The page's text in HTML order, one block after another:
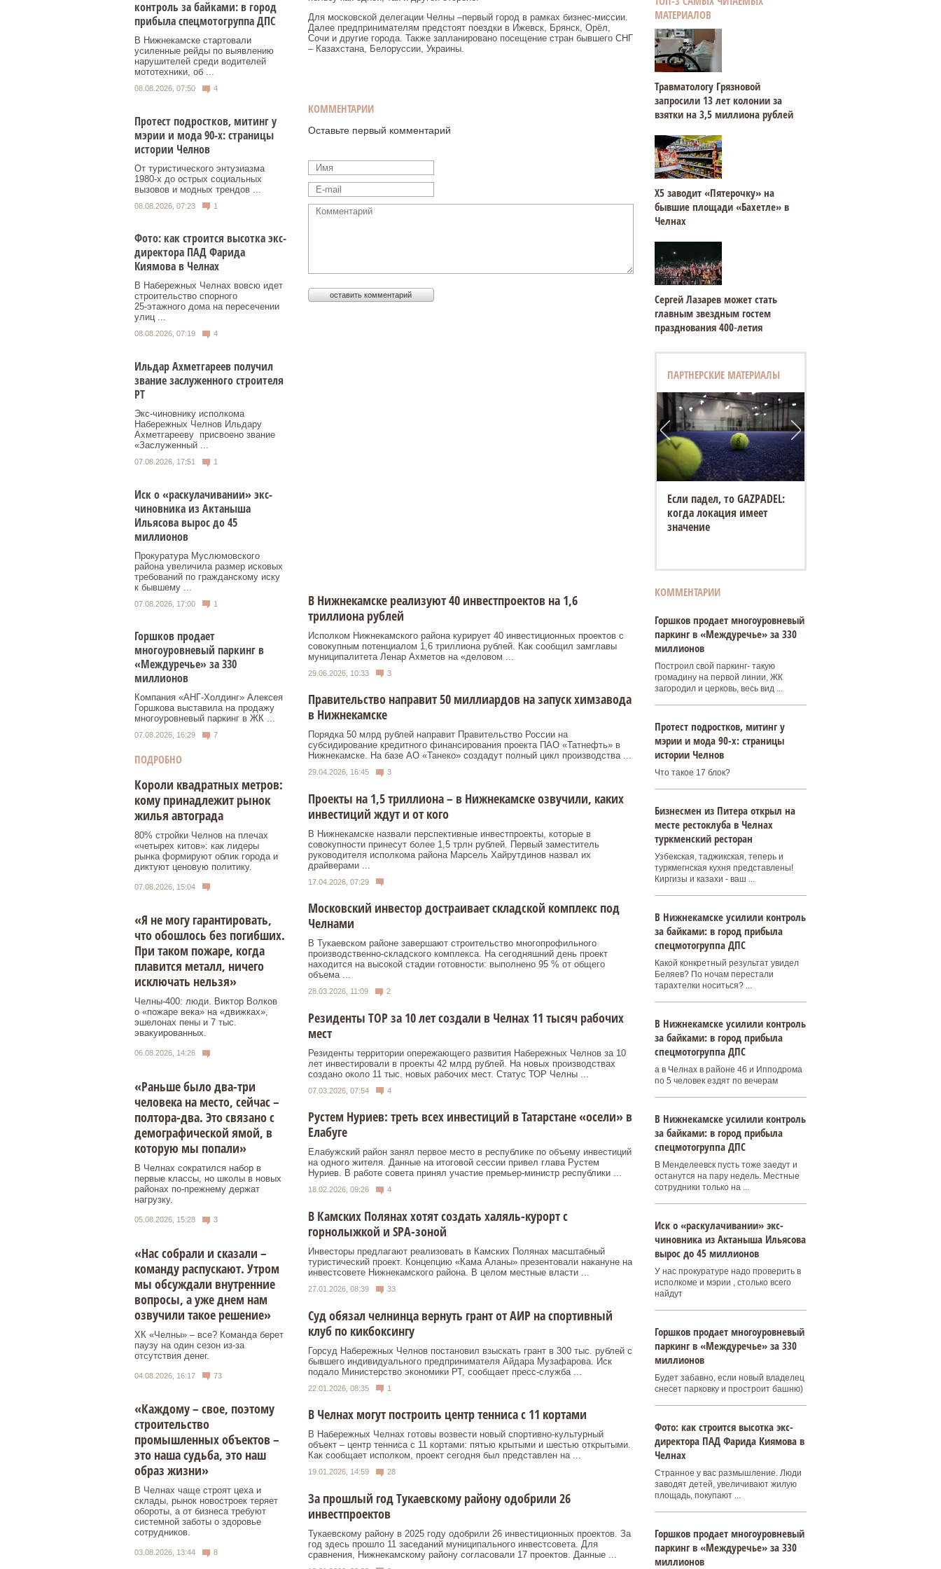
контроль за байками: в город
прибыла спецмотогруппа ДПС
В Нижнекамске стартовали
усиленные рейды по выявлению
нарушителей среди водителей
мототехники, об ...
08.08.2026, 07:50 4
Протест подростков, митинг у
мэрии и мода 90-х: страницы
истории Челнов
От туристического энтузиазма
1980‑х до острых социальных
вызовов и модных трендов ...
08.08.2026, 07:23 1
Фото: как строится высотка экс-
директора ПАД Фарида
Киямова в Челнах
В Набережных Челнах вовсю идет
строительство спорного
25‑этажного дома на пересечении
улиц ...
08.08.2026, 07:19 4
Ильдар Ахметгареев получил
звание заслуженного строителя
РТ
Экс‑чиновнику исполкома
Набережных Челнов Ильдару
Ахметгарееву присвоено звание
«Заслуженный ...
07.08.2026, 17:51 1
Иск о «раскулачивании» экс-
чиновника из Актаныша
Ильясова вырос до 45
миллионов
Прокуратура Муслюмовского
района увеличила размер исковых
требований по гражданскому иску
к бывшему ...
07.08.2026, 17:00 1
Горшков продает
многоуровневый паркинг в
«Междуречье» за 330
миллионов
Компания «АНГ-Холдинг» Алексея
Горшкова выставила на продажу
многоуровневый паркинг в ЖК ...
07.08.2026, 16:29 7
ПОДРОБНО
Короли квадратных метров:
кому принадлежит рынок
жилья автограда
80% стройки Челнов на плечах
«четырех китов»: как лидеры
рынка формируют облик города и
диктуют ценовую политику.
07.08.2026, 15:04
«Я не могу гарантировать,
что обошлось без погибших.
При таком пожаре, когда
плавится металл, ничего
исключать нельзя»
Челны-400: люди. Виктор Волков
о «пожаре века» на «движках»,
эшелонах пены и 7 тыс.
эвакуированных.
06.08.2026, 14:26
«Раньше было два-три
человека на место, сейчас –
полтора-два. Это связано с
демографической ямой, в
которую мы попали»
В Челнах сократился набор в
первые классы, но школы в новых
районах по-прежнему держат
нагрузку.
05.08.2026, 15:28 3
«Нас собрали и сказали –
команду распускают. Утром
мы обсуждали внутренние
вопросы, а уже днем нам
озвучили такое решение»
ХК «Челны» – все? Команда берет
паузу на один сезон из-за
отсутствия денег.
04.08.2026, 16:17 73
«Каждому – свое, поэтому
строительство
промышленных объектов –
это наша судьба, это наш
образ жизни»
В Челнах чаще строят цеха и
склады, рынок новостроек теряет
обороты, а от бизнеса требуют
системной заботы о здоровье
сотрудников.
03.08.2026, 13:44 8
Для московской делегации Челны –первый город в рамках бизнес-миссии.
Далее предпринимателям предстоят поездки в Ижевск, Брянск, Орёл,
Сочи и другие города. Также запланировано посещение стран бывшего СНГ
– Казахстана, Белоруссии, Украины.
КОММЕНТАРИИ
Оставьте первый комментарий
В Нижнекамске реализуют 40 инвестпроектов на 1,6
триллиона рублей
Исполком Нижнекамского района курирует 40 инвестиционных проектов с
совокупным потенциалом 1,6 триллиона рублей. Как сообщил замглавы
муниципалитета Ленар Ахметов на «деловом ...
29.06.2026, 10:33 3
Правительство направит 50 миллиардов на запуск химзавода
в Нижнекамске
Порядка 50 млрд рублей направит Правительство России на
субсидирование кредитного финансирования проекта ПАО «Татнефть» в
Нижнекамске. На базе АО «Танеко» создадут полный цикл производства ...
29.04.2026, 16:45 3
Проекты на 1,5 триллиона – в Нижнекамске озвучили, каких
инвестиций ждут и от кого
В Нижнекамске назвали перспективные инвестпроекты, которые в
совокупности принесут более 1,5 трлн рублей. Первый заместитель
руководителя исполкома района Марсель Хайрутдинов назвал их
драйверами ...
17.04.2026, 07:29
Московский инвестор достраивает складской комплекс под
Челнами
В Тукаевском районе завершают строительство многопрофильного
производственно‑складского комплекса. На сегодняшний день проект
находится на высокой стадии готовности: выполнено 95 % от общего
объема ...
28.03.2026, 11:09 2
Резиденты ТОР за 10 лет создали в Челнах 11 тысяч рабочих
мест
Резиденты территории опережающего развития Набережных Челнов за 10
лет инвестировали в проекты 42 млрд рублей. На новых производствах
создано около 11 тыс. новых рабочих мест. Статус ТОР Челны ...
07.03.2026, 07:54 4
Рустем Нуриев: треть всех инвестиций в Татарстане «осели» в
Елабуге
Елабужский район занял первое место в республике по объему инвестиций
на одного жителя. Данные на итоговой сессии привел глава Рустем
Нуриев. В работе совета принял участие премьер-министр республики ...
18.02.2026, 09:26 4
В Камских Полянах хотят создать халяль-курорт с
горнолыжкой и SPA-зоной
Инвесторы предлагают реализовать в Камских Полянах масштабный
туристический проект. Концепцию «Кама Аланы» презентовали накануне на
инвестсовете Нижнекамского района. В целом местные власти ...
27.01.2026, 08:39 33
Суд обязал челнинца вернуть грант от АИР на спортивный
клуб по кикбоксингу
Горсуд Набережных Челнов постановил взыскать грант в 300 тыс. рублей с
бывшего индивидуального предпринимателя Айдара Музафарова. Иск
подало Министерство экономики РТ, сообщает пресс-служба ...
22.01.2026, 08:35 1
В Челнах могут построить центр тенниса с 11 кортами
В Набережных Челнах готовы возвести новый спортивно-культурный
объект – центр тенниса с 11 кортами: пятью крытыми и шестью открытыми.
Как сообщает исполком, проект сегодня был представлен на ...
19.01.2026, 14:59 28
За прошлый год Тукаевскому району одобрили 26
инвестпроектов
Тукаевскому району в 2025 году одобрили 26 инвестиционных проектов. За
год здесь прошло 11 заседаний муниципального инвестсовета. Для
сравнения, Нижнекамскому району согласовали 17 проектов. Данные ...
МАТЕРИАЛОВ
Травматологу Грязновой
запросили 13 лет колонии за
взятки на 3,5 миллиона рублей
Х5 заводит «Пятерочку» на
бывшие площади «Бахетле» в
Челнах
Сергей Лазарев может стать
главным звездным гостем
празднования 400‑летия
ПАРТНЕРСКИЕ МАТЕРИАЛЫ
Если падел, то GAZPADEL:
когда локация имеет
значение
КОММЕНТАРИИ
Горшков продает многоуровневый
паркинг в «Междуречье» за 330
миллионов
Построил свой паркинг- такую
громадину на первой линии, ЖК
загородил и церковь, весь вид ...
Протест подростков, митинг у
мэрии и мода 90-х: страницы
истории Челнов
Что такое 17 блок?
Бизнесмен из Питера открыл на
месте рестоклуба в Челнах
туркменский ресторан
Узбекская, таджикская, теперь и
туркмегнская кухня представлены!
Киргизы и казахи - ваш ...
В Нижнекамске усилили контроль
за байками: в город прибыла
спецмотогруппа ДПС
Какой конкретный результат увидел
Беляев? По ночам перестали
тарахтелки носиться? ...
В Нижнекамске усилили контроль
за байками: в город прибыла
спецмотогруппа ДПС
а в Челнах в районе 46 и Ипподрома
по 5 человек ездят по вечерам
В Нижнекамске усилили контроль
за байками: в город прибыла
спецмотогруппа ДПС
В Менделеевск пусть тоже заедут и
останутся на пару недель. Местные
сотрудники только на ...
Иск о «раскулачивании» экс-
чиновника из Актаныша Ильясова
вырос до 45 миллионов
У нас прокуратуре надо проверить в
исполкоме и мэрии , столько всего
найдут
Горшков продает многоуровневый
паркинг в «Междуречье» за 330
миллионов
Будет забавно, если новый владелец
снесет парковку и простроит башню)
Фото: как строится высотка экс-
директора ПАД Фарида Киямова в
Челнах
Странное у вас размышление. Люди
заводят детей, увеличивают жилую
площадь, покупают ...
Горшков продает многоуровневый
паркинг в «Междуречье» за 330
миллионов